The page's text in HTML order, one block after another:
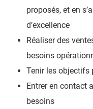
proposés, et en
d’excellence
Réaliser des
besoins
Tenir les objectifs
Entrer en contact
besoins